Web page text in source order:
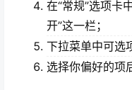
在“常规”选项卡
开”这一栏；
下拉菜单中可选
选择你偏好的项